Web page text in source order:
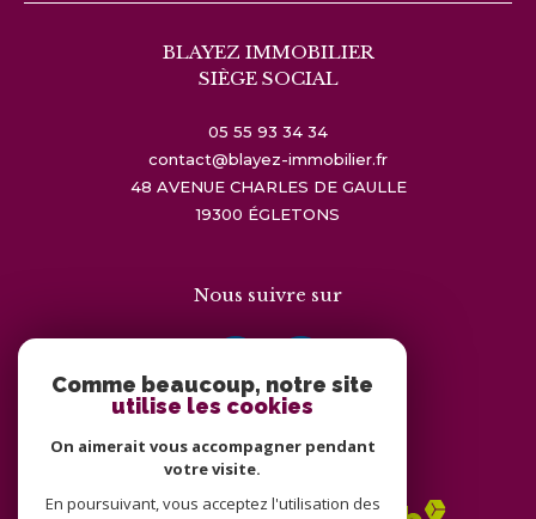
BLAYEZ IMMOBILIER
SIÈGE SOCIAL
05 55 93 34 34
contact@blayez-immobilier.fr
48 AVENUE CHARLES DE GAULLE
19300
ÉGLETONS
Nous suivre sur
Adhérents
Comme beaucoup, notre site
utilise les cookies
On aimerait vous accompagner pendant
votre visite.
En poursuivant, vous acceptez l'utilisation des